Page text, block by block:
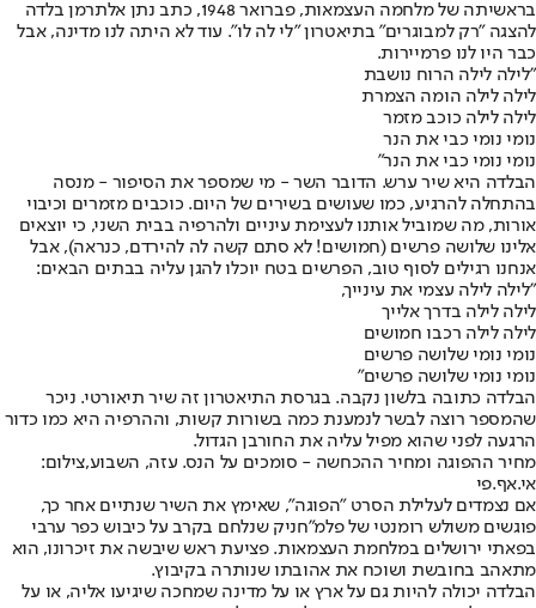
בראשיתה של מלחמה העצמאות, פברואר 1948, כתב נתן אלתרמן בלדה
להצגה "רק למבוגרים" בתיאטרון "לי לה לו". עוד לא היתה לנו מדינה, אבל
כבר היו לנו פרמיירות.
"לילה לילה הרוח נושבת
לילה לילה הומה הצמרת
לילה לילה כוכב מזמר
נומי נומי כבי את הנר
נומי נומי כבי את הנר"
הבלדה היא שיר ערש. הדובר השר - מי שמספר את הסיפור - מנסה
בהתחלה להרגיע, כמו שעושים בשירים של היום. כוכבים מזמרים וכיבוי
אורות, מה שמוביל אותנו לעצימת עיניים ולהרפיה בבית השני, כי יוצאים
אלינו שלושה פרשים (חמושים! לא סתם קשה לה להירדם, כנראה), אבל
אנחנו רגילים לסוף טוב, הפרשים בטח יוכלו להגן עליה בבתים הבאים:
"לילה לילה עצמי את עינייך,
לילה לילה בדרך אלייך
לילה לילה רכבו חמושים
נומי נומי שלושה פרשים
נומי נומי שלושה פרשים"
הבלדה כתובה בלשון נקבה. בגרסת התיאטרון זה שיר תיאורטי. ניכר
שהמספר רוצה לבשר לנמענת כמה בשורות קשות, וההרפיה היא כמו כדור
הרגעה לפני שהוא מפיל עליה את החורבן הגדול.
מחיר ההפוגה ומחיר ההכחשה - סומכים על הנס. עזה, השבוע,צילום:
אי.אף.פי
אם נצמדים לעלילת הסרט "הפוגה", שאימץ את השיר שנתיים אחר כך,
פוגשים משולש רומנטי של פלמ"חניק שנלחם בקרב על כיבוש כפר ערבי
בפאתי ירושלים במלחמת העצמאות. פציעת ראש שיבשה את זיכרונו, הוא
מתאהב בחובשת ושוכח את אהובתו שנותרה בקיבוץ.
הבלדה יכולה להיות גם על ארץ או על מדינה שמחכה שיגיעו אליה, או על